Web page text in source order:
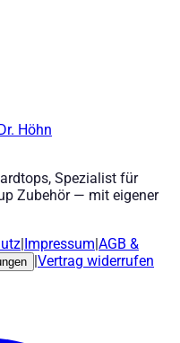
Dr. Höhn
Spezialist für
Zubehör — mit eigener
Impressum AGB &
Vertrag widerrufen